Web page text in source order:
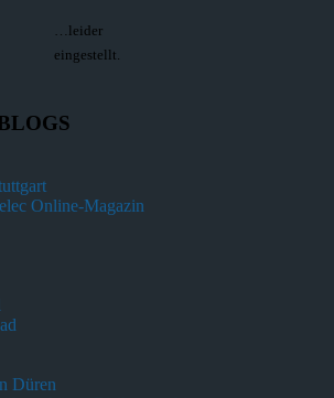
…leider
eingestellt.
Online-Magazin
Düren